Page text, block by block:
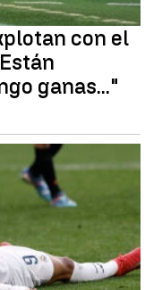
con el
ganas..."